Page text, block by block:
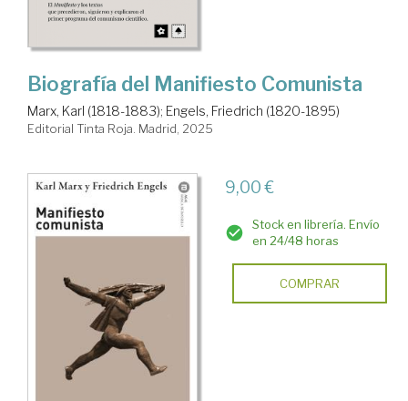
Biografía del Manifiesto Comunista
Marx, Karl (1818-1883); Engels, Friedrich (1820-1895)
Editorial Tinta Roja. Madrid, 2025
9,00 €
Stock en librería. Envío
en 24/48 horas
COMPRAR